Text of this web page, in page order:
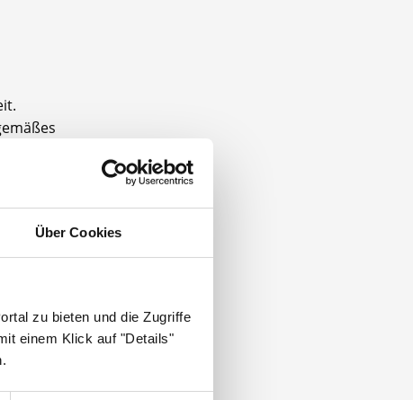
Über Cookies
zu bieten und die Zugriffe
einem Klick auf "Details"